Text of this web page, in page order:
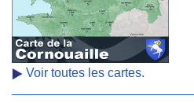
Voir toutes les cartes.